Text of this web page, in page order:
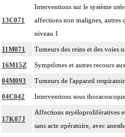
13C071
Interventions sur le système
affections non malignes, autres
niveau 1
11M071 Tumeurs des reins et des voies
16M15Z Symptômes et autres recours
04M093 Tumeurs de l'appareil
04C042 Interventions sous
17K07J
Affections myéloprolifératives
sans acte opératoire, avec